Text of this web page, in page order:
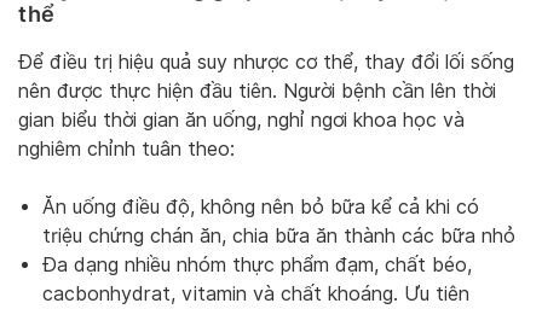
thể
Để điều trị hiệu quả suy nhược cơ thể, thay đổi lối sống
nên được thực hiện đầu tiên. Người bệnh cần lên thời
gian biểu thời gian ăn uống, nghỉ ngơi khoa học và
nghiêm chỉnh tuân theo:
Ăn uống điều độ, không nên bỏ bữa kể cả khi có
triệu chứng chán ăn, chia bữa ăn thành các bữa nhỏ
Đa dạng nhiều nhóm thực phẩm đạm, chất béo,
cacbonhydrat, vitamin và chất khoáng. Ưu tiên